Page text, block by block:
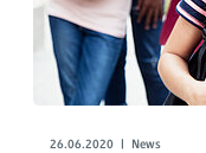
26.06.2020 | News